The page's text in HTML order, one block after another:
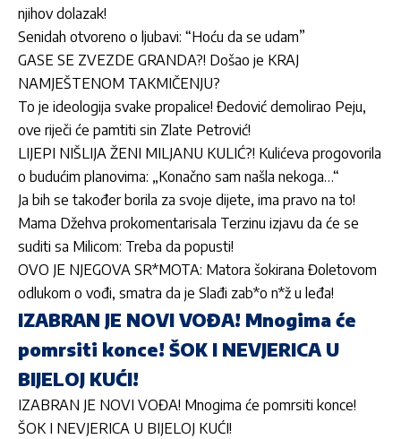
njihov dolazak!
Senidah otvoreno o ljubavi: “Hoću da se udam”
GASE SE ZVEZDE GRANDA?! Došao je KRAJ
NAMJEŠTENOM TAKMIČENJU?
To je ideologija svake propalice! Đedović demolirao Peju,
ove riječi će pamtiti sin Zlate Petrović!
LIJEPI NIŠLIJA ŽENI MILJANU KULIĆ?! Kulićeva progovorila
o budućim planovima: „Konačno sam našla nekoga…“
Ja bih se također borila za svoje dijete, ima pravo na to!
Mama Džehva prokomentarisala Terzinu izjavu da će se
suditi sa Milicom: Treba da popusti!
OVO JE NJEGOVA SR*MOTA: Matora šokirana Đoletovom
odlukom o vođi, smatra da je Slađi zab*o n*ž u leđa!
IZABRAN JE NOVI VOĐA! Mnogima će
pomrsiti konce! ŠOK I NEVJERICA U
BIJELOJ KUĆI!
IZABRAN JE NOVI VOĐA! Mnogima će pomrsiti konce!
ŠOK I NEVJERICA U BIJELOJ KUĆI!